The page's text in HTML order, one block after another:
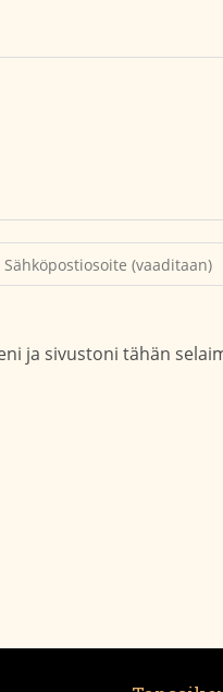
Kirjoita
ja sivustoni tähän